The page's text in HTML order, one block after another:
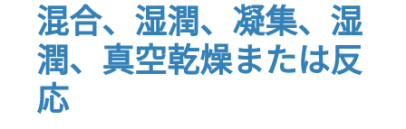
混合、湿潤、凝集、湿
潤、真空乾燥または反
応